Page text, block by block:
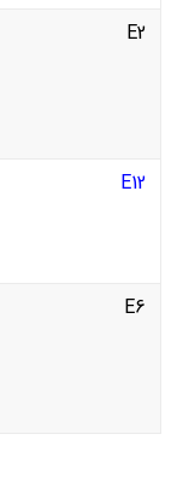
E2
E12
E6